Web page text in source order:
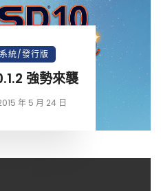
統/發行版
強勢來襲
年 5 月 24 日